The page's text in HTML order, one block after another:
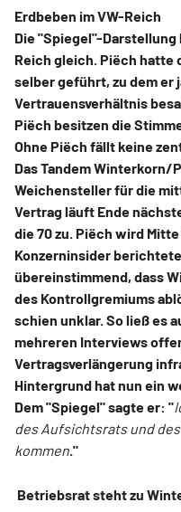
Erdbeben im VW-Reich
Die "Spiegel"-Darstellung
Reich gleich. Piëch hatte
selber geführt, zu dem er
Vertrauensverhältnis
Piëch besitzen die
Ohne Piëch fällt keine
Das Tandem Winterkorn/
Weichensteller für die
Vertrag läuft Ende
die 70 zu. Piëch wird
Konzerninsider
übereinstimmend, dass
des Kontrollgremiums
schien unklar. So ließ es
mehreren Interviews
Vertragsverlängerung
Hintergrund hat nun ein
Dem "Spiegel" sagte er: "
des Aufsichtsrats und
kommen."
Betriebsrat steht zu